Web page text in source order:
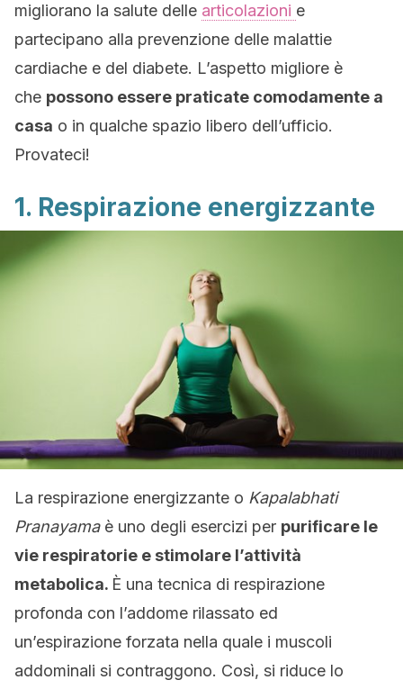
migliorano la salute delle articolazioni e
partecipano alla prevenzione delle malattie
cardiache e del diabete. L’aspetto migliore è
che possono essere praticate comodamente a
casa o in qualche spazio libero dell’ufficio.
Provateci!
1. Respirazione energizzante
La respirazione energizzante o Kapalabhati
Pranayamaè uno degli esercizi per purificare le
vie respiratorie e stimolare l’attività
metabolica. È una tecnica di respirazione
profonda con l’addome rilassato ed
un’espirazione forzata nella quale i muscoli
addominali si contraggono. Così, si riduce lo